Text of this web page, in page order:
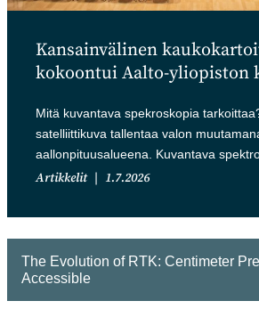
Kansainvälinen
kokoontui Aalto-yliopiston
Mitä kuvantava spekroskopia
satelliittikuva tallentaa valon
aallonpituusalueena. Kuvantava
Artikkelit 1.7.2026
The Evolution of RTK: Centimeter
Accessible